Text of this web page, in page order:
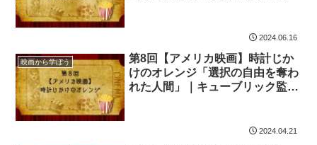
2024.06.16
映画から学ぼう
第8回【アメリカ映画】時計じか
けのオレンジ「選択の自由を奪わ
れた人間」｜キューブリック監督
2024.04.21